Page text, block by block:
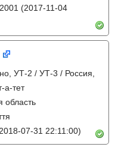
(2017-11-04
УТ-2 / УТ-3 / Россия,
а-тет
область
07-31 22:11:00)